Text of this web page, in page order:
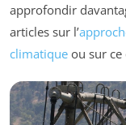
approfondir
articles sur l’
climatique ou sur